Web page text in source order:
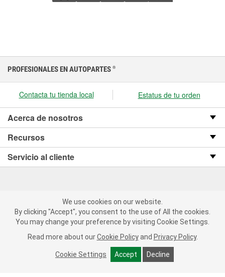
We use cookies on our website. By clicking "Accept", you consent
to the use of All the cookies.
You may change your preference by visiting Cookie Settings.
Read more about our Cookie Policy and Privacy Policy.
Cookie Settings Accept Decline
PROFESIONALES EN AUTOPARTES ®
Contacta tu tienda local Estatus de tu orden
Acerca de nosotros
Recursos
Servicio al cliente
Copyright © 2008-2026 O’Reilly Auto Parts v OST_3.2.0.0.729 (3) cv1361
catalog_main
Política de privacidad
Ley de transparencia en las cadenas de suministro
We use cookies on our website.
By clicking "Accept", you consent to the use of All the cookies.
You may change your preference by visiting Cookie Settings.
Read more about our Cookie Policy and Privacy Policy.
Cookie Settings Accept Decline